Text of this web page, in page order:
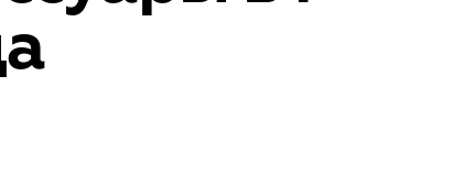
бренда для потребителя -
наиболее выгодной сделки при
активности и доступного